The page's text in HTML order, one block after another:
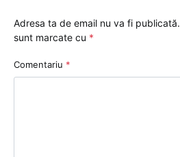
Adresa ta de email nu va fi publicată.
sunt marcate cu *
Comentariu *